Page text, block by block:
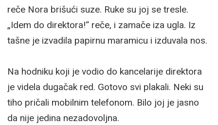
reče Nora brišući suze. Ruke su joj se tresle.
„Idem do direktora!“ reče, i zamače iza ugla. Iz
tašne je izvadila papirnu maramicu i izduvala nos.
Na hodniku koji je vodio do kancelarije direktora
je videla dugačak red. Gotovo svi plakali. Neki su
tiho pričali mobilnim telefonom. Bilo joj je jasno
da nije jedina nezadovoljna.